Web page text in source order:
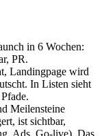
in 6 Wochen:
PR.
Landingpage wird
In Listen sieht
Meilensteine
ist sichtbar,
Ads, Go-live). Das